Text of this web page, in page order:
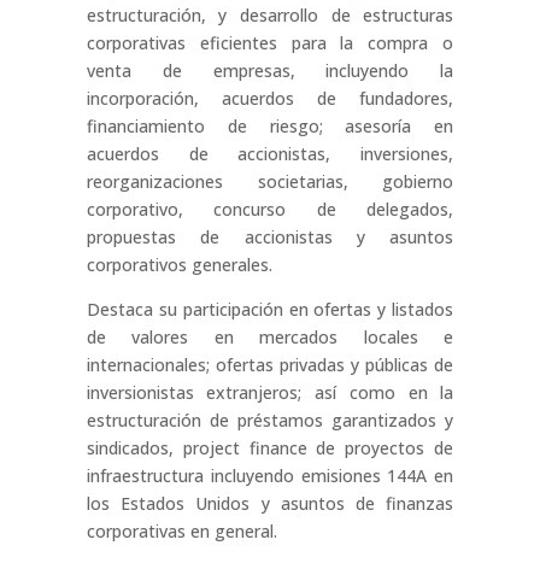
estructuración, y desarrollo de estructuras
corporativas eficientes para la compra o
venta de empresas, incluyendo la
incorporación, acuerdos de fundadores,
financiamiento de riesgo; asesoría en
acuerdos de accionistas, inversiones,
reorganizaciones societarias, gobierno
corporativo, concurso de delegados,
propuestas de accionistas y asuntos
corporativos generales.
Destaca su participación en ofertas y listados
de valores en mercados locales e
internacionales; ofertas privadas y públicas de
inversionistas extranjeros; así como en la
estructuración de préstamos garantizados y
sindicados, project finance de proyectos de
infraestructura incluyendo emisiones 144A en
los Estados Unidos y asuntos de finanzas
corporativas en general.